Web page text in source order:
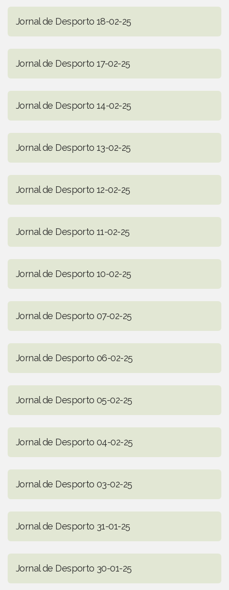
Jornal de Desporto 18-02-25
Jornal de Desporto 17-02-25
Jornal de Desporto 14-02-25
Jornal de Desporto 13-02-25
Jornal de Desporto 12-02-25
Jornal de Desporto 11-02-25
Jornal de Desporto 10-02-25
Jornal de Desporto 07-02-25
Jornal de Desporto 06-02-25
Jornal de Desporto 05-02-25
Jornal de Desporto 04-02-25
Jornal de Desporto 03-02-25
Jornal de Desporto 31-01-25
Jornal de Desporto 30-01-25